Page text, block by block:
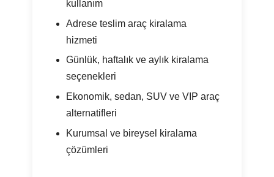
kullanım
Adrese teslim araç kiralama
hizmeti
Günlük, haftalık ve aylık kiralama
seçenekleri
Ekonomik, sedan, SUV ve VIP araç
alternatifleri
Kurumsal ve bireysel kiralama
çözümleri